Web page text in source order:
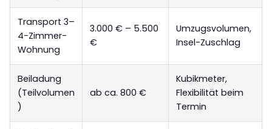
Transport 3–
4-Zimmer-
Wohnung
3.000 € – 5.500
€
Umzugsvolumen,
Insel-Zuschlag
Beiladung
(Teilvolumen
)
ab ca. 800 €
Kubikmeter,
Flexibilität beim
Termin